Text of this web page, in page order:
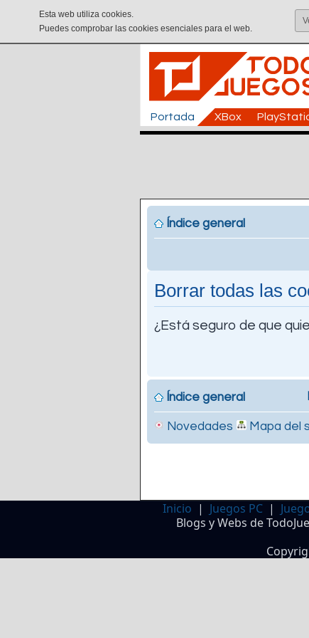
Esta web utiliza cookies.
Puedes comprobar las cookies esenciales para el web.
Portada XBox
Índice general
Borrar todas las
¿Está seguro de que
Índice general
Novedades Mapa del
Inicio | Juegos PC |
Blogs y Webs de